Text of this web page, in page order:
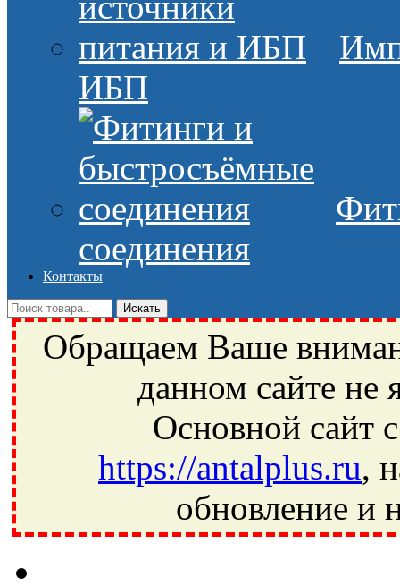
ИБП
соединения
Контакты
Обращаем Ваше
данном сайте не
Основной сайт
https://antalplus.ru,
обновление и
Ивантеевка, подшипники, пневматика, метизы, техника,